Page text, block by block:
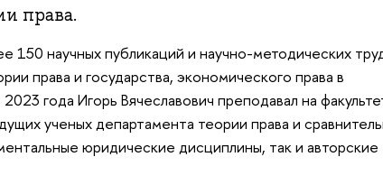
права.
150 научных публикаций и научно-методических
права и государства, экономического права в
года Игорь Вячеславович преподавал на
ученых департамента теории права и
юридические дисциплины, так и авторские